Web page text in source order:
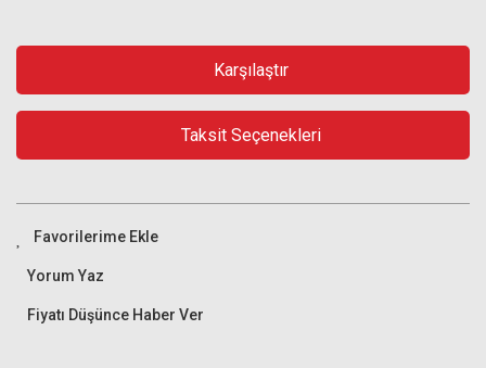
Karşılaştır
Taksit Seçenekleri
Yorum Yaz
Fiyatı Düşünce Haber Ver